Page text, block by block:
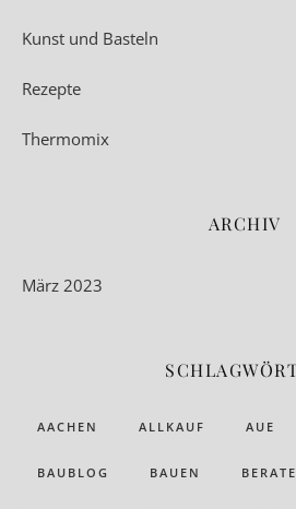
Kunst und Basteln
Rezepte
Thermomix
ARCHIV
März 2023
AACHEN ALLKAUF AUE
BAUBLOG BAUEN